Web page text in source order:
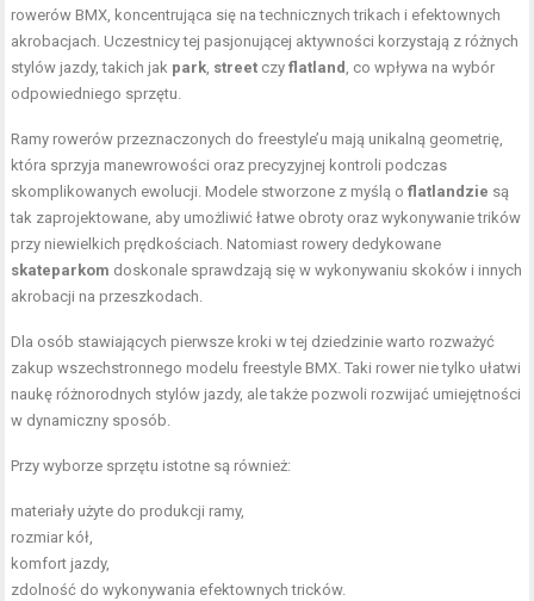
rowerów BMX, koncentrująca się na technicznych trikach i efektownych
akrobacjach. Uczestnicy tej pasjonującej aktywności korzystają z różnych
stylów jazdy, takich jak park street czyflatland
, co wpływa na wybór
odpowiedniego sprzętu.
Ramy rowerów przeznaczonych do freestyle’u mają unikalną geometrię,
która sprzyja manewrowości oraz precyzyjnej kontroli podczas
skomplikowanych ewolucji. Modele stworzone z myślą oflatlandzie są
tak zaprojektowane, aby umożliwić łatwe obroty oraz wykonywanie trików
przy niewielkich prędkościach. Natomiast rowery dedykowane
skateparkom doskonale sprawdzają się w wykonywaniu skoków i innych
akrobacji na przeszkodach.
Dla osób stawiających pierwsze kroki w tej dziedzinie warto rozważyć
zakup wszechstronnego modelu freestyle BMX. Taki rower nie tylko ułatwi
naukę różnorodnych stylów jazdy, ale także pozwoli rozwijać umiejętności
w dynamiczny sposób.
Przy wyborze sprzętu istotne są również:
materiały użyte do produkcji ramy,
rozmiar kół,
komfort jazdy,
zdolność do wykonywania efektownych tricków.